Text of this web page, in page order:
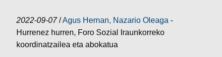
2022-09-07/Agus Hernan, Nazario Oleaga -
Hurrenez hurren, Foro Sozial Iraunkorreko
koordinatzailea eta abokatua